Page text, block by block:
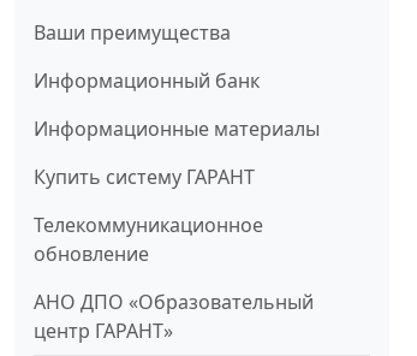
Ваши преимущества
Информационный банк
Информационные материалы
Купить систему ГАРАНТ
Телекоммуникационное
обновление
АНО ДПО «Образовательный
центр ГАРАНТ»